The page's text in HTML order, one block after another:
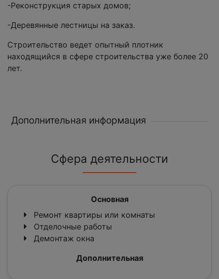
-Реконструкция старых домов;
-Деревянные лестницы на заказ.
Строительство ведет опытный плотник
находящийся в сфере строительства уже более 20
лет.
Дополнительная информация
Сфера деятельности
Основная
Ремонт квартиры или комнаты
Отделочные работы
Демонтаж окна
Дополнительная